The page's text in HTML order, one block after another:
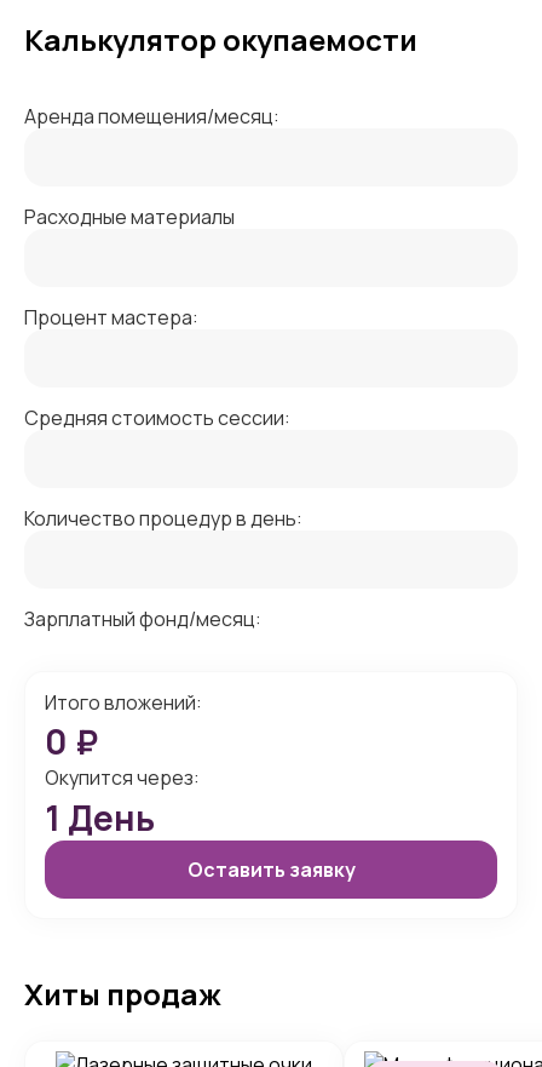
Калькулятор окупаемости
Аренда помещения/месяц:
Расходные материалы
Процент мастера:
Средняя стоимость сессии:
Количество процедур в день:
Зарплатный фонд/месяц:
Итого вложений:
0 ₽
Окупится через:
1 День
Оставить заявку
Хиты продаж